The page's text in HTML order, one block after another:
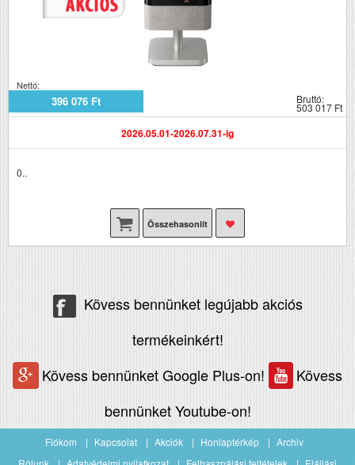
Nettó:
396 076 Ft Bruttó:
503 017 Ft
2026.05.01-2026.07.31-ig
0..
Összehasonlít
Kövess bennünket legújabb akciós
termékeinkért!
Kövess bennünket Google Plus-on!
Kövess
bennünket Youtube-on!
Fiókom Kapcsolat Akciók Honlaptérkép
Archiv